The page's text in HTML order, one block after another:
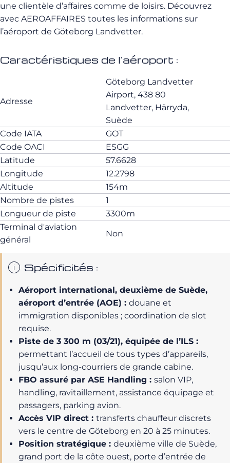
une clientèle d’affaires comme de loisirs. Découvrez
avec AEROAFFAIRES toutes les informations sur
l’aéroport de Göteborg Landvetter.
Caractéristiques de l'aéroport :
Adresse
Göteborg Landvetter
Airport, 438 80
Landvetter, Härryda,
Suède
Code IATA
GOT
Code OACI
ESGG
Latitude
57.6628
Longitude
12.2798
Altitude
154m
Nombre de pistes
1
Longueur de piste
3300m
Terminal d'aviation
général
Non
Spécificités :
Aéroport international, deuxième de Suède,
aéroport d’entrée (AOE) : douane et
immigration disponibles ; coordination de slot
requise.
Piste de 3 300 m (03/21), équipée de l’ILS :
permettant l’accueil de tous types d’appareils,
jusqu’aux long-courriers de grande cabine.
FBO assuré par ASE Handling : salon VIP,
handling, ravitaillement, assistance équipage et
passagers, parking avion.
Accès VIP direct : transferts chauffeur discrets
vers le centre de Göteborg en 20 à 25 minutes.
Position stratégique : deuxième ville de Suède,
grand port de la côte ouest, porte d’entrée de